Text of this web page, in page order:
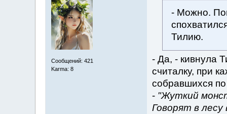
Сообщений: 421
Karma: 8
- Можно.
Тилию.
- Да, - кивнула
считалку, при
собравшихся
- "Жуткий
Говорят в лесу